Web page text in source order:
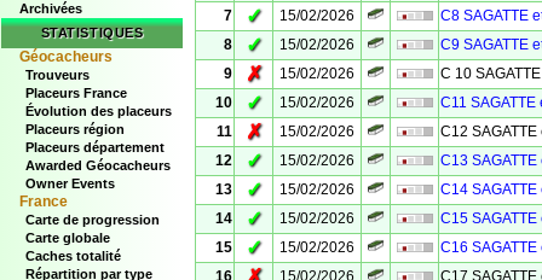
Archivées
STATISTIQUES
Géocacheurs
Trouveurs
Placeurs France
Évolution des placeurs
Placeurs région
Placeurs département
Awarded Géocacheurs
Owner Events
France
Carte de progression
Carte globale
Caches totalité
Répartition par type
7
✓ 15/02/2026
C8 SAGATTE
8
✓ 15/02/2026
C9 SAGATTE
9
✗ 15/02/2026
C 10
10
✓ 15/02/2026
C11 SAGATTE
11
✗ 15/02/2026
C12 SAGATTE
12
✓ 15/02/2026
C13 SAGATTE
13
✓ 15/02/2026
C14 SAGATTE
14
✓ 15/02/2026
C15 SAGATTE
15
✓ 15/02/2026
C16 SAGATTE
16
15/02/2026
C17 SAGATTE